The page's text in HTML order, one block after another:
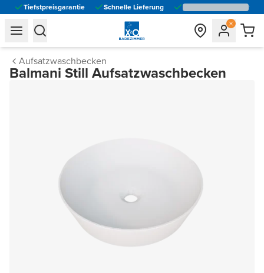
Tiefstpreisgarantie Schnelle Lieferung
general.navigation.toggle_menu.label
general.navigation.toggle_menu.label
Aufsatzwaschbecken
Balmani Still Aufsatzwaschbecken